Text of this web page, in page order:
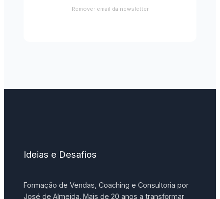
Remover email da newsletter
Ideias e Desafios
Formação de Vendas, Coaching e Consultoria por
José de Almeida. Mais de 20 anos a transformar